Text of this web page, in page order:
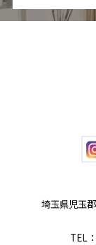
埼玉県児玉
TEL